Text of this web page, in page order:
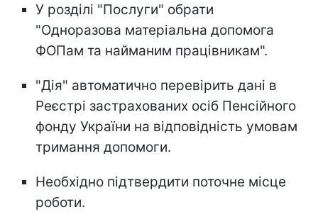
У розділі "Послуги" обрати
"Одноразова матеріальна допомога
ФОПам та найманим працівникам".
"Дія" автоматично перевірить дані в
Реєстрі застрахованих осіб Пенсійного
фонду України на відповідність умовам
тримання допомоги.
Необхідно підтвердити поточне місце
роботи.